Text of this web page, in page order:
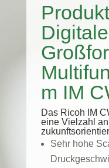
m IM
Das Ricoh IM
eine Vielzahl
Sehr hohe